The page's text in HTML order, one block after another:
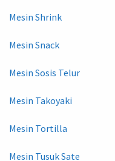
Mesin Shrink
Mesin Snack
Mesin Sosis Telur
Mesin Takoyaki
Mesin Tortilla
Mesin Tusuk Sate